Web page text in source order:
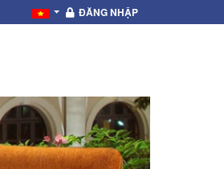
ĐĂNG NHẬP